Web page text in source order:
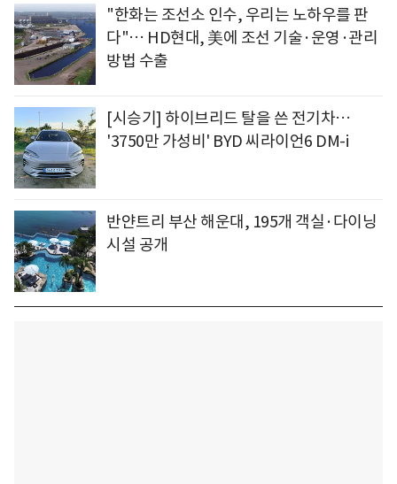
"한화는 조선소 인수, 우리는 노하우를 판
다"… HD현대, 美에 조선 기술·운영·관리
방법 수출
[시승기] 하이브리드 탈을 쓴 전기차…
'3750만 가성비' BYD 씨라이언6 DM-i
반얀트리 부산 해운대, 195개 객실·다이닝
시설 공개